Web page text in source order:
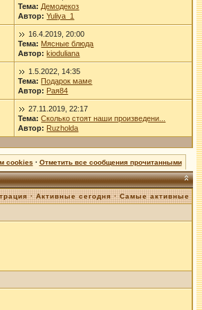
Тема: Демодекоз
Автор: Yuliya_1
16.4.2019, 20:00
Тема: Мясные блюда
Автор: kioduliana
1.5.2022, 14:35
Тема: Подарок маме
Автор: Рая84
27.11.2019, 22:17
Тема: Сколько стоят наши произведени...
Автор: Ruzholda
cookies · Отметить все сообщения прочитанными
·Активные сегодня ·Самые активные